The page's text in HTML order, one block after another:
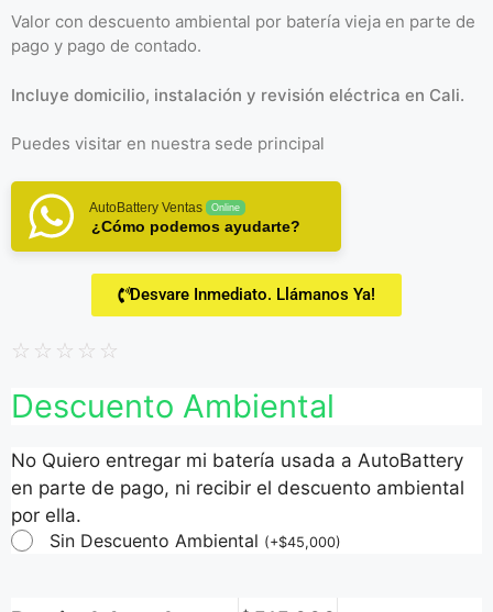
Valor con descuento ambiental por batería vieja en parte de
pago y pago de contado.
Incluye domicilio, instalación y revisión eléctrica en Cali.
Puedes visitar en nuestra sede principal
AutoBattery Ventas Online
¿Cómo podemos ayudarte?
Desvare Inmediato. Llámanos Ya!
☆ ☆ ☆ ☆ ☆
Descuento Ambiental
No Quiero entregar mi batería usada a AutoBattery
en parte de pago, ni recibir el descuento ambiental
por ella.
Sin Descuento Ambiental (+$45,000)